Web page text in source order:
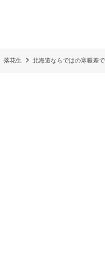
落花生 北海道ならではの寒暖差